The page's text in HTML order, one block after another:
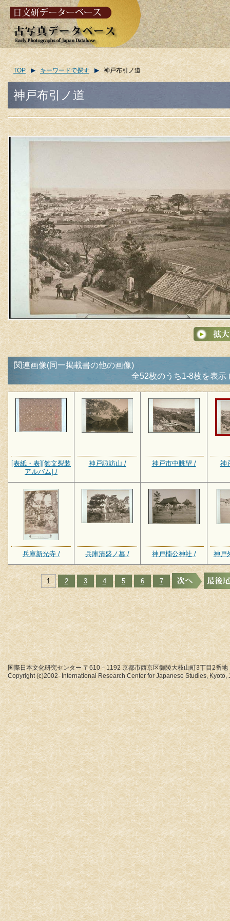
TOP キーワードで探す 神戸布引ノ道
神戸布引ノ道
関連画像(同一掲載書の他の画像)
全52枚のうち1-8枚を表示
[表紙・表][飾文裂装
アルバム] /
神戸諏訪山 / 神戸市中眺望 / 神
兵庫新光寺 / 兵庫清盛ノ墓 / 神戸楠公神社 / 神戸
1 2 3 4 5 6 7
国際日本文化研究センター 〒610－1192 京都市西京区御陵大枝山町3丁目2番地
Copyright (c)2002- International Research Center for Japanese Studies, Kyoto,